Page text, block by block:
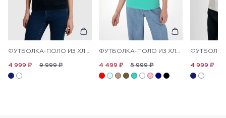
ФУТБОЛКА-ПОЛО ИЗ ХЛОПКА С УЗОРОМ КОСЫ
9 999 ₽
4 999 ₽
ФУТБОЛКА-ПОЛО ИЗ ХЛОПКА С ПРИНТОМ НА ПЛАНКЕ
5 999 ₽
4 499 ₽ 4 999 ₽